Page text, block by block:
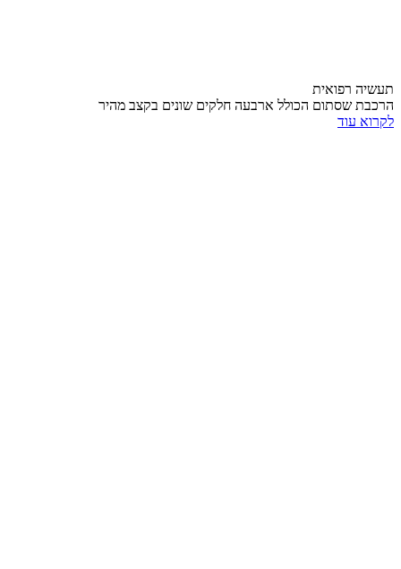
תעשיה רפואית
הרכבת שסתום הכולל ארבעה חלקים שונים בקצב מהיר
לקרוא עוד